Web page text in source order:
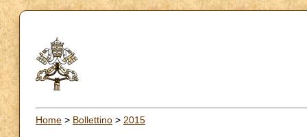
Home > Bollettino > 2015